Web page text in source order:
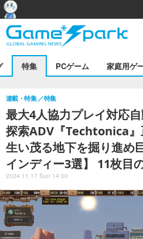
特集 PCゲーム 家庭用ゲ
最大4人協力プレイ対応
探索ADV『Techtonica
生い茂る地下を掘り進め
インディー3選】 11枚目
連載・特集 特集
2024.11.17 Sun 14:00